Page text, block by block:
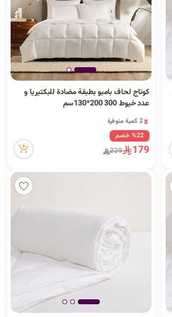
كوتاج لحاف بامبو بطبقة مضادة للبكتيريا و
عدد خيوط 300 200*130سم
2 كمية متوفرة
54 مشاهدة مؤخراً
2 كمية متوفرة
54 مشاهدة مؤخراً%22 خصم
179
229